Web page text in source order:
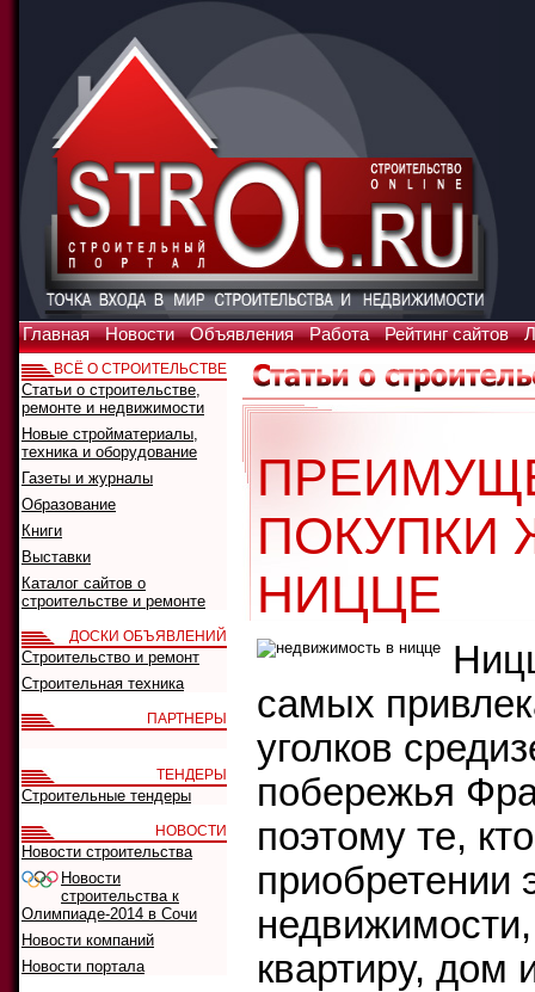
Главная Новости Объявления Работа Рейтинг сайтов
ПОКУПКИ
НИЦЦЕ
самых
уголков
побережья
поэтому те,
приобретении
квартиру, дом
ВСЁ О СТРОИТЕЛЬСТВЕ
Статьи о строительстве,
ремонте и недвижимости
Новые стройматериалы,
техника и оборудование
Газеты и журналы
Образование
Книги
Выставки
Каталог сайтов о
строительстве и ремонте
ДОСКИ ОБЪЯВЛЕНИЙ
Строительство и ремонт
Строительная техника
ПАРТНЕРЫ
ТЕНДЕРЫ
Строительные тендеры
НОВОСТИ
Новости строительства
Новости
строительства к
Олимпиаде-2014 в Сочи
Новости компаний
Новости портала